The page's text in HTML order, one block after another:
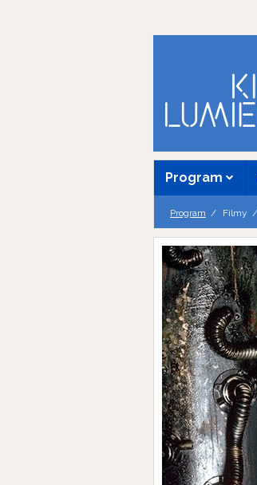
Program
Program Filmy